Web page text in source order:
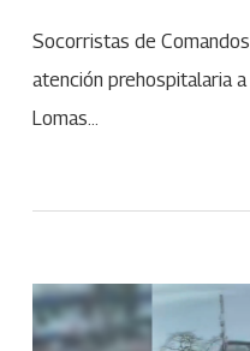
Socorristas de
atención prehospitalaria
Lomas…